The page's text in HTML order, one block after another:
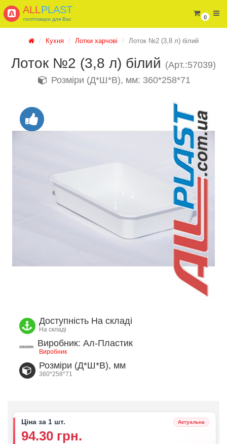
0
ALLPLAST
госптовари для Вас
Кухня Лотки харчові Лоток №2 (3,8 л) білий
Лоток №2 (3,8 л) білий (Арт.:57039)
Розміри (Д*Ш*В), мм: 360*258*71
Доступність На складі
На складі
Виробник: Ал-Пластик
Виробник
Розміри (Д*Ш*В), мм
360*258*71
Ціна за 1 шт. Актуальна
94.30 грн.